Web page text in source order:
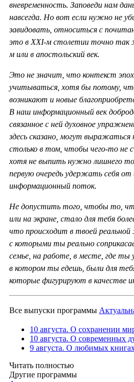
вневременность. Заповеди нам
навсегда. Но вот если нужно не
завидовать, относиться с
это в ХХI-м столетии точно так
м или в апостольский век.
Это не значит, что контекст
учитываться, хотя бы потому,
возникают и новые
В наш информационный век
связанное с ней духовное
здесь сказано, могут выражаться
столько в том, чтобы чего-то не
хотя не выпить нужно лишнего
первую очередь удержать себя от
информационный поток.
Не допустить того, чтобы то,
или на экране, стало для тебя
что происходит в твоей
с которыми ты реально
семье, на работе, в месте, где ты
в котором ты едешь, были для
которые фигурируют в качестве
Все выпуски программы
10 августа. О сохранении
10 августа. О современных
9 августа. О любимых
Читать полностью
Другие программы